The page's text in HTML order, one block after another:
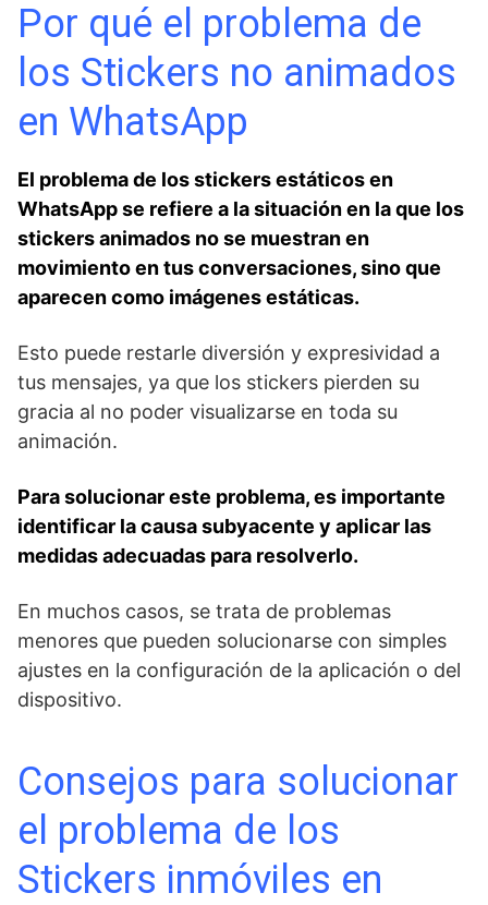
Por qué el problema de‌
los Stickers no animados
en WhatsApp
El problema​ de los stickers estáticos ‍en
WhatsApp se refiere a la situación en la que los
stickers animados no se muestran en
movimiento en tus conversaciones, sino que
aparecen como imágenes estáticas.
Esto puede restarle diversión y expresividad a
tus ​mensajes, ya que los stickers pierden su
gracia al no poder visualizarse en toda su
animación.
Para solucionar⁤ este problema, es importante
identificar la causa subyacente y aplicar las
medidas adecuadas para resolverlo.
En muchos ‌casos, se trata de ​problemas
menores que pueden solucionarse con simples
ajustes en la configuración de la aplicación o del
dispositivo.
Consejos para solucionar
el ‍problema de los
Stickers inmóviles en